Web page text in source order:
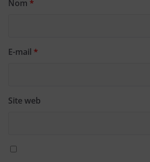
Nom *
E-mail *
Site web